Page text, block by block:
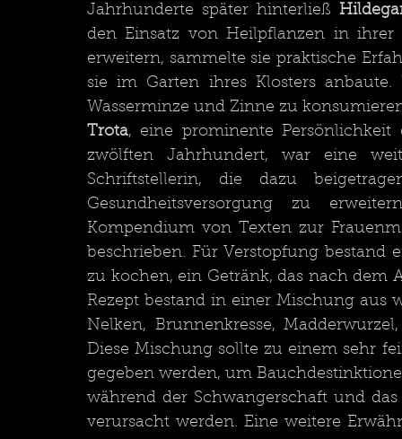
Jahrhunderte später hinterließ
den Einsatz von Heilpflanzen in ihrer
erweitern, sammelte sie praktische
sie im Garten ihres Klosters
Wasserminze und Zinne zu
Trota, eine prominente
zwölften Jahrhundert, war eine
Schriftstellerin, die dazu
Gesundheitsversorgung zu
Kompendium von Texten zur
beschrieben. Für Verstopfung bestand
zu kochen, ein Getränk, das nach dem
Rezept bestand in einer Mischung aus
Nelken, Brunnenkresse,
Diese Mischung sollte zu einem sehr
gegeben werden, um
während der Schwangerschaft und
verursacht werden. Eine weitere